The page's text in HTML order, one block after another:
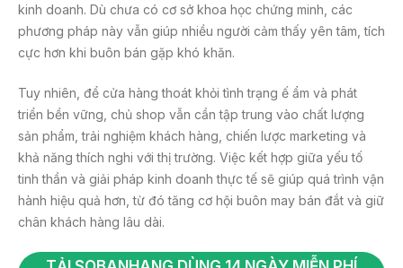
kinh doanh. Dù chưa có cơ sở khoa học chứng minh, các
phương pháp này vẫn giúp nhiều người cảm thấy yên tâm, tích
cực hơn khi buôn bán gặp khó khăn.
Tuy nhiên, để cửa hàng thoát khỏi tình trạng ế ẩm và phát
triển bền vững, chủ shop vẫn cần tập trung vào chất lượng
sản phẩm, trải nghiệm khách hàng, chiến lược marketing và
khả năng thích nghi với thị trường. Việc kết hợp giữa yếu tố
tinh thần và giải pháp kinh doanh thực tế sẽ giúp quá trình vận
hành hiệu quả hơn, từ đó tăng cơ hội buôn may bán đắt và giữ
chân khách hàng lâu dài.